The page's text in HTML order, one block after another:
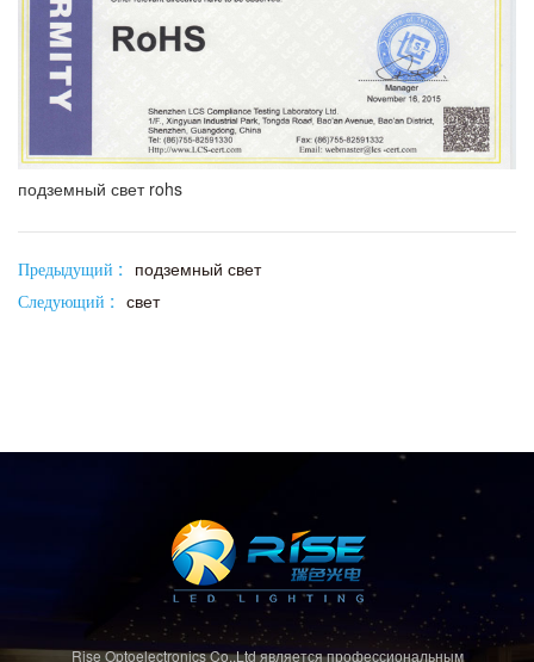
подземный свет rohs
Предыдущий : подземный свет
Следующий : свет
Rise Optoelectronics Co.,Ltd является профессиональным